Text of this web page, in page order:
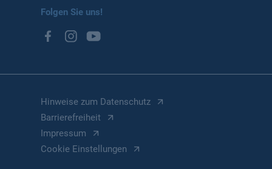
Folgen Sie uns!
Hinweise zum Datenschutz
Barrierefreiheit
Impressum
Cookie Einstellungen